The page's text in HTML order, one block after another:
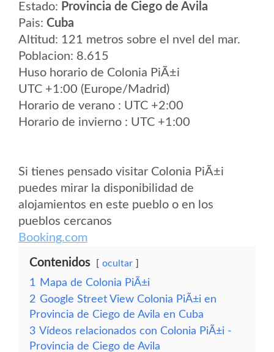
Estado: Provincia de Ciego de Avila
Pais: Cuba
Altitud: 121 metros sobre el nvel del mar.
Poblacion: 8.615
Huso horario de Colonia PiÃ±i
UTC +1:00 (Europe/Madrid)
Horario de verano : UTC +2:00
Horario de invierno : UTC +1:00
Si tienes pensado visitar Colonia PiÃ±i
puedes mirar la disponibilidad de
alojamientos en este pueblo o en los
pueblos cercanos
Booking.com
Contenidos ocultar
1
Mapa de Colonia PiÃ±i
2 Google Street View Colonia PiÃ±i en
Provincia de Ciego de Avila en Cuba
3 Vídeos relacionados con Colonia PiÃ±i -
Provincia de Ciego de Avila